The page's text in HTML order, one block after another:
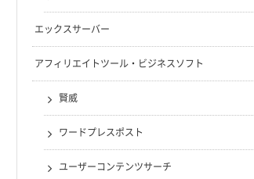
エックスサーバー
アフィリエイトツール・ビジネスソフト
賢威
ワードプレスポスト
ユーザーコンテンツサーチ